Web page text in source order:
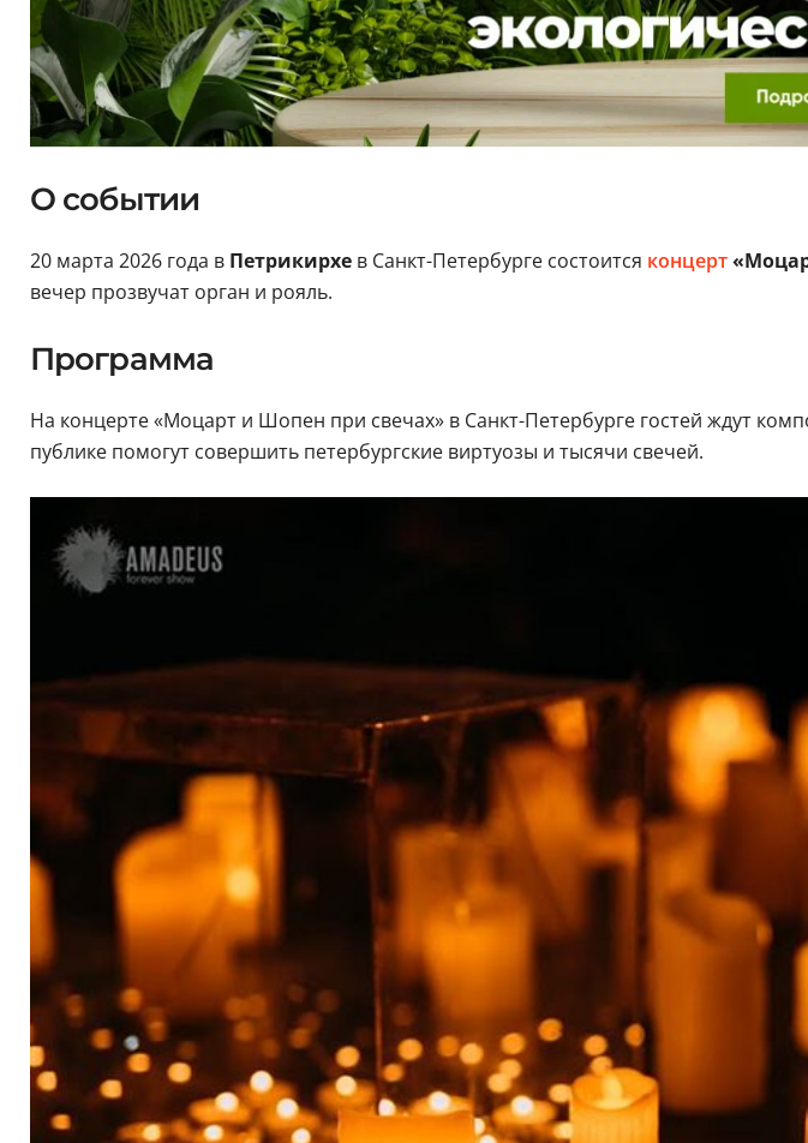
О событии
20 марта 2026 года вПетрикирхев Санкт-Петербурге состоится концерт
вечер прозвучат орган и рояль.
Программа
На концерте «Моцарт и Шопен при свечах» в Санкт-Петербурге гостей ждут
публике помогут совершить петербургские виртуозы и тысячи свечей.